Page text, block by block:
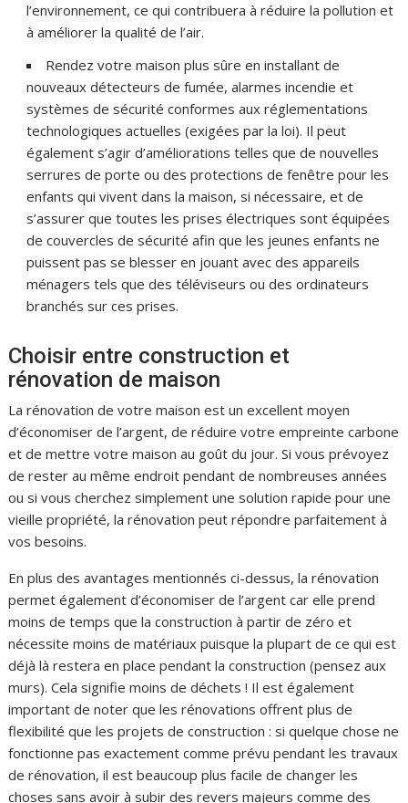
l’environnement, ce qui contribuera à réduire la pollution et
à améliorer la qualité de l’air.
Rendez votre maison plus sûre en installant de
nouveaux détecteurs de fumée, alarmes incendie et
systèmes de sécurité conformes aux réglementations
technologiques actuelles (exigées par la loi). Il peut
également s’agir d’améliorations telles que de nouvelles
serrures de porte ou des protections de fenêtre pour les
enfants qui vivent dans la maison, si nécessaire, et de
s’assurer que toutes les prises électriques sont équipées
de couvercles de sécurité afin que les jeunes enfants ne
puissent pas se blesser en jouant avec des appareils
ménagers tels que des téléviseurs ou des ordinateurs
branchés sur ces prises.
Choisir entre construction et
rénovation de maison
La rénovation de votre maison est un excellent moyen
d’économiser de l’argent, de réduire votre empreinte carbone
et de mettre votre maison au goût du jour. Si vous prévoyez
de rester au même endroit pendant de nombreuses années
ou si vous cherchez simplement une solution rapide pour une
vieille propriété, la rénovation peut répondre parfaitement à
vos besoins.
En plus des avantages mentionnés ci-dessus, la rénovation
permet également d’économiser de l’argent car elle prend
moins de temps que la construction à partir de zéro et
nécessite moins de matériaux puisque la plupart de ce qui est
déjà là restera en place pendant la construction (pensez aux
murs). Cela signifie moins de déchets ! Il est également
important de noter que les rénovations offrent plus de
flexibilité que les projets de construction : si quelque chose ne
fonctionne pas exactement comme prévu pendant les travaux
de rénovation, il est beaucoup plus facile de changer les
choses sans avoir à subir des revers majeurs comme des